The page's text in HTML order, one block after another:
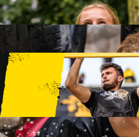
FAMILY
15 PRZESZKÓD
2 KM+
KIDS
15 PRZESZKÓD
1 KM+
TRENINGI
WYDARZENIA
RUNMAGEDDON LUBLIN ZALEW
22/23.08.2026
RUNMAGEDDON ERGO ARENA
12/13.09.2026
RUNMAGEDDON KIDS: DEMO